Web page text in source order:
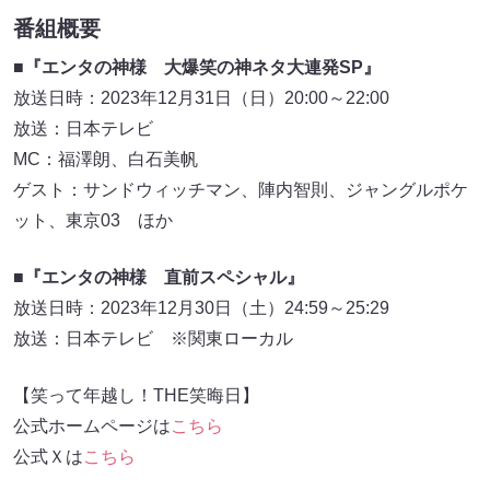
番組概要
■『エンタの神様 大爆笑の神ネタ大連発SP』
放送日時：2023年12月31日（日）20:00～22:00
放送：日本テレビ
MC：福澤朗、白石美帆
ゲスト：サンドウィッチマン、陣内智則、ジャングルポケ
ット、東京03 ほか
■『エンタの神様 直前スペシャル』
放送日時：2023年12月30日（土）24:59～25:29
放送：日本テレビ ※関東ローカル
【笑って年越し！THE笑晦日】
公式ホームページはこちら
公式Ｘはこちら